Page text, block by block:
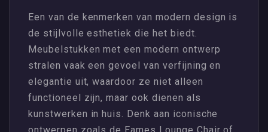
Een van de kenmerken van modern design is
de stijlvolle esthetiek die het biedt.
Meubelstukken met een modern ontwerp
stralen vaak een gevoel van verfijning en
elegantie uit, waardoor ze niet alleen
functioneel zijn, maar ook dienen als
kunstwerken in huis. Denk aan iconische
ontwerpen zoals de Eames Lounge Chair of